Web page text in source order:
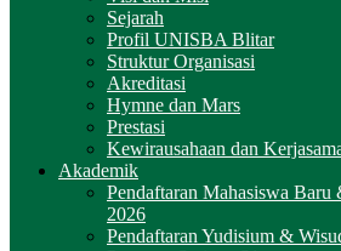
Sejarah
Profil UNISBA Blitar
Struktur Organisasi
Akreditasi
Hymne dan Mars
Prestasi
Kewirausahaan dan
Akademik
Pendaftaran Mahasiswa
2026
Pendaftaran Yudisium &